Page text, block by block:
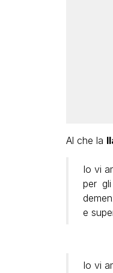
Al che la
Io vi
per
e
Io vi